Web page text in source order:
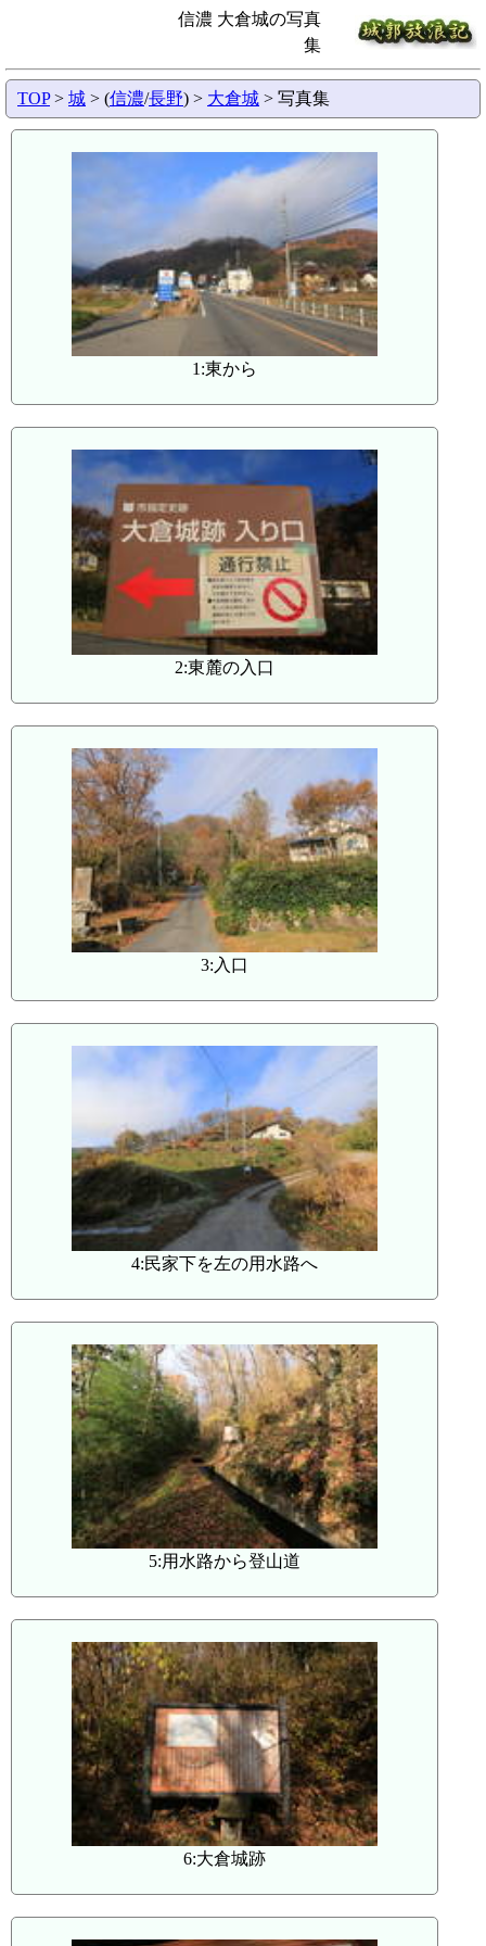
信濃 大倉城の写真
集
TOP> 城 > (信濃/長野) > 大倉城 > 写真集
1:東から
2:東麓の入口
3:入口
4:民家下を左の用水路へ
5:用水路から登山道
6:大倉城跡